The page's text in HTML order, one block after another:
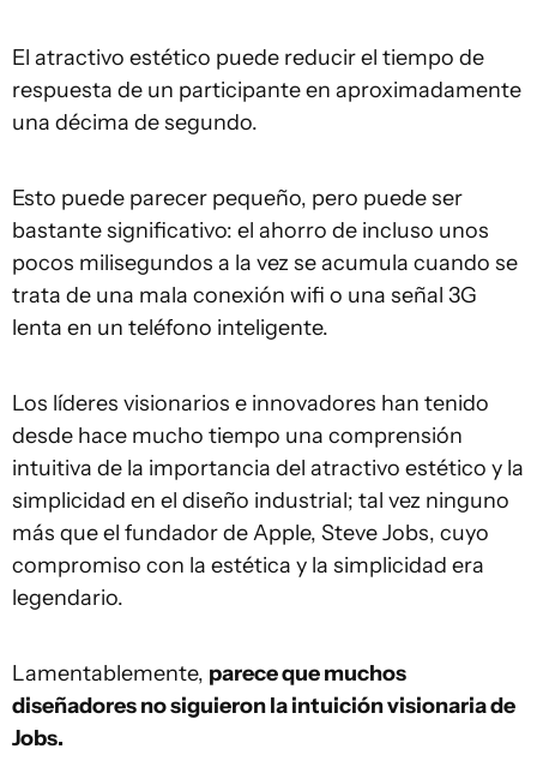
El atractivo estético puede reducir el tiempo de
respuesta de un participante en aproximadamente
una décima de segundo.
Esto puede parecer pequeño, pero puede ser
bastante significativo: el ahorro de incluso unos
pocos milisegundos a la vez se acumula cuando se
trata de una mala conexión wifi o una señal 3G
lenta en un teléfono inteligente.
Los líderes visionarios e innovadores han tenido
desde hace mucho tiempo una comprensión
intuitiva de la importancia del atractivo estético y la
simplicidad en el diseño industrial; tal vez ninguno
más que el fundador de Apple, Steve Jobs, cuyo
compromiso con la estética y la simplicidad era
legendario.
Lamentablemente, parece que muchos
diseñadores no siguieron la intuición visionaria de
Jobs.